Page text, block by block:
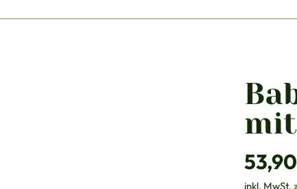
Regulärer
inkl. MwSt.